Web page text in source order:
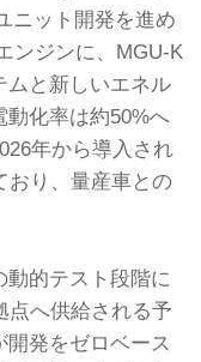
ニット開発を進め
ンジンに、MGU-K
ムと新しいエネル
動化率は約50%へ
年から導入され
おり、量産車との
的テスト段階に
点へ供給される予
発をゼロベース